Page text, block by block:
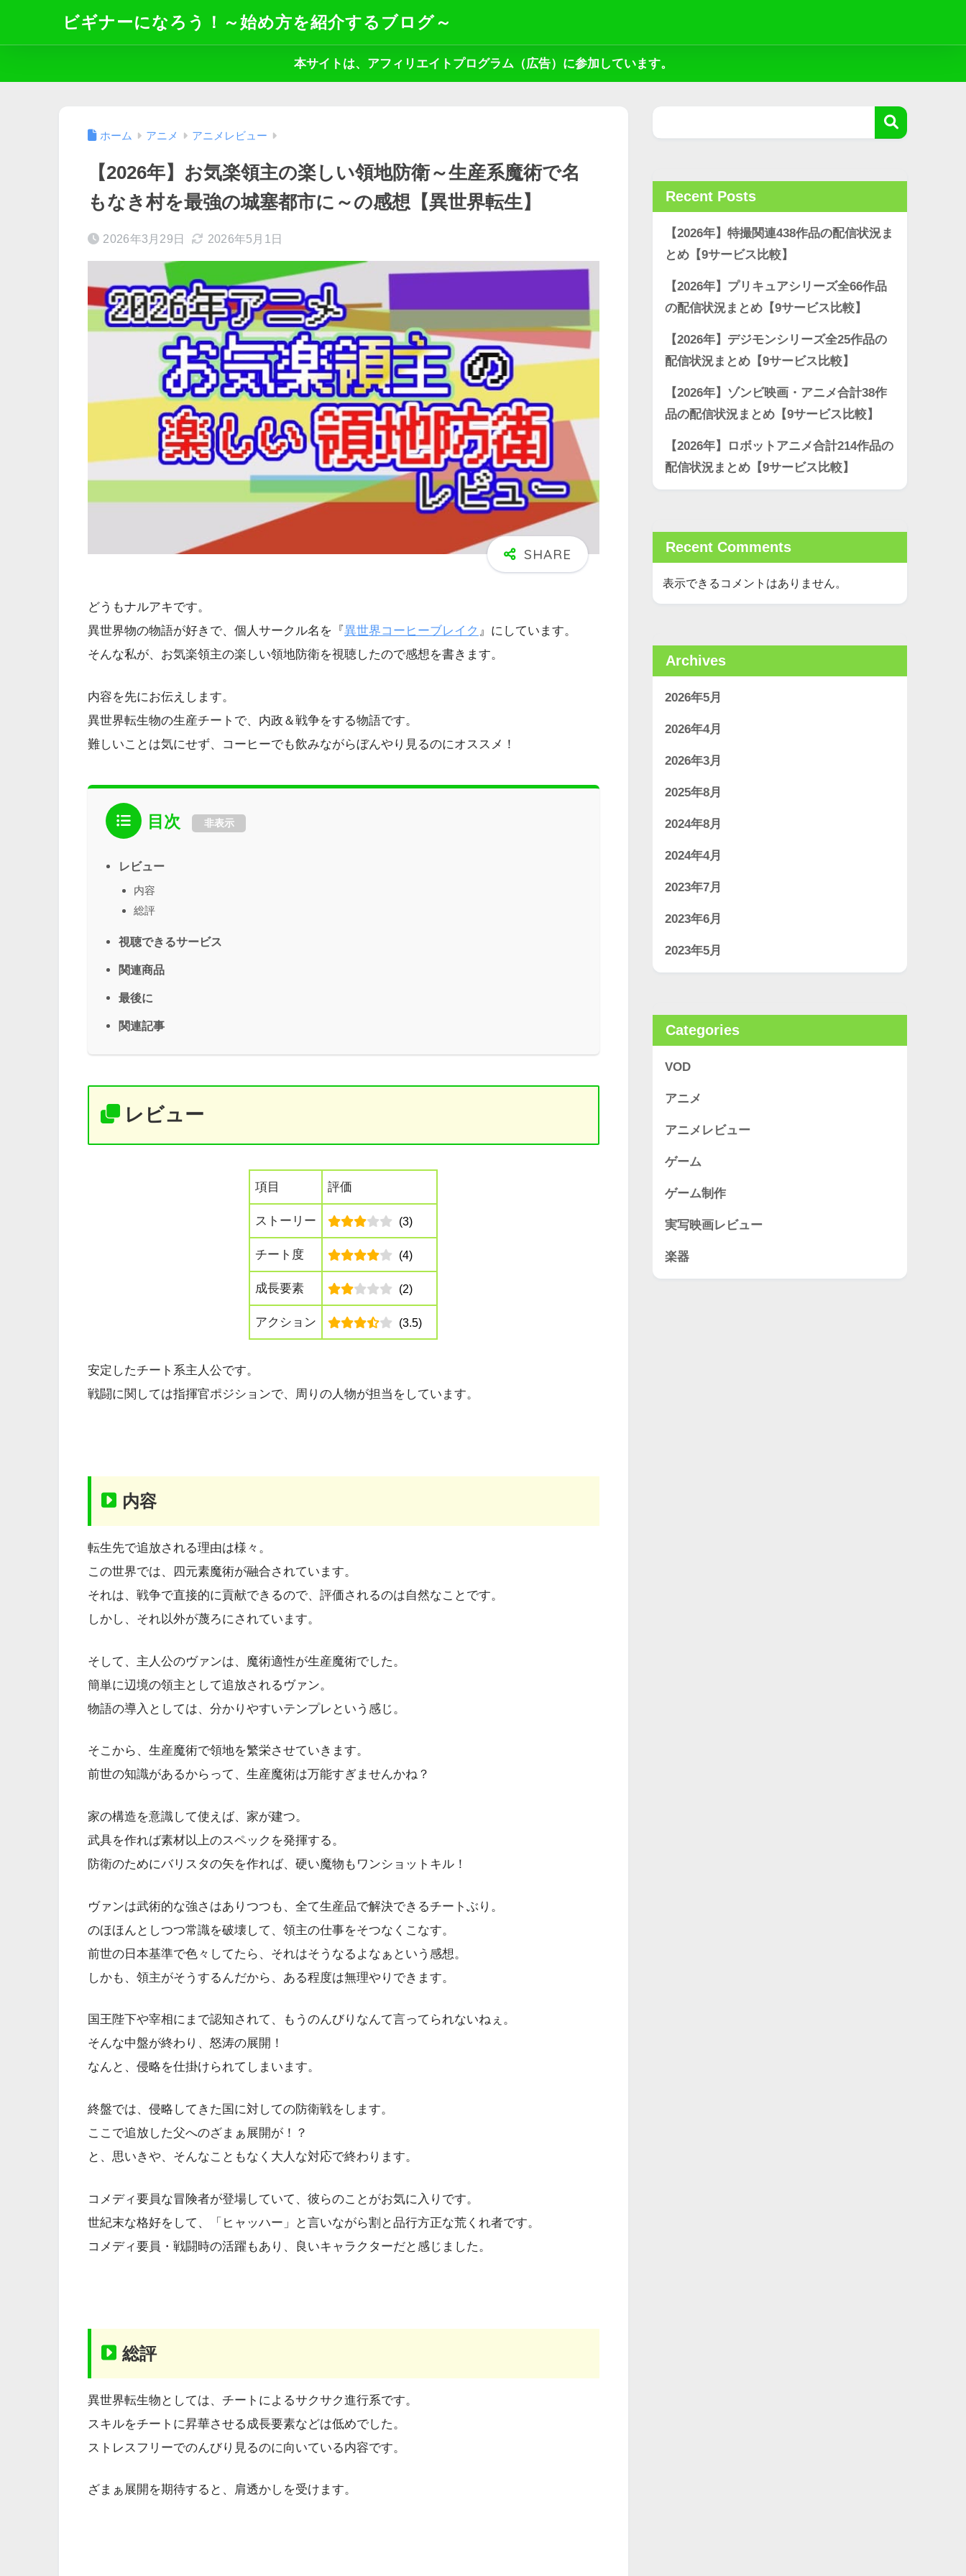
ビギナーになろう！～始め方を紹介するブログ～
本サイトは、アフィリエイトプログラム（広告）に参加しています。
ホーム アニメ アニメレビュー
【2026年】お気楽領主の楽しい領地防衛～生産系魔術で名
もなき村を最強の城塞都市に～の感想【異世界転生】
2026年3月29日 2026年5月1日
どうもナルアキです。
異世界物の物語が好きで、個人サークル名を『異世界コーヒーブレイク 』にしています。
そんな私が、お気楽領主の楽しい領地防衛を視聴したので感想を書きます。
内容を先にお伝えします。
異世界転生物の生産チートで、内政＆戦争をする物語です。
難しいことは気にせず、コーヒーでも飲みながらぼんやり見るのにオススメ！
目次 非表示
レビュー
内容
総評
視聴できるサービス
関連商品
最後に
関連記事
レビュー
項目 評価
ストーリー (3)
チート度 (4)
成長要素 (2)
アクション (3.5)
安定したチート系主人公です。
戦闘に関しては指揮官ポジションで、周りの人物が担当をしています。
内容
転生先で追放される理由は様々。
この世界では、四元素魔術が融合されています。
それは、戦争で直接的に貢献できるので、評価されるのは自然なことです。
しかし、それ以外が蔑ろにされています。
そして、主人公のヴァンは、魔術適性が生産魔術でした。
簡単に辺境の領主として追放されるヴァン。
物語の導入としては、分かりやすいテンプレという感じ。
そこから、生産魔術で領地を繁栄させていきます。
前世の知識があるからって、生産魔術は万能すぎませんかね？
家の構造を意識して使えば、家が建つ。
武具を作れば素材以上のスペックを発揮する。
防衛のためにバリスタの矢を作れば、硬い魔物もワンショットキル！
ヴァンは武術的な強さはありつつも、全て生産品で解決できるチートぶり。
のほほんとしつつ常識を破壊して、領主の仕事をそつなくこなす。
前世の日本基準で色々してたら、それはそうなるよなぁという感想。
しかも、領主がそうするんだから、ある程度は無理やりできます。
国王陛下や宰相にまで認知されて、もうのんびりなんて言ってられないねぇ。
そんな中盤が終わり、怒涛の展開！
なんと、侵略を仕掛けられてしまいます。
終盤では、侵略してきた国に対しての防衛戦をします。
ここで追放した父へのざまぁ展開が！？
と、思いきや、そんなこともなく大人な対応で終わります。
コメディ要員な冒険者が登場していて、彼らのことがお気に入りです。
世紀末な格好をして、「ヒャッハー」と言いながら割と品行方正な荒くれ者です。
コメディ要員・戦闘時の活躍もあり、良いキャラクターだと感じました。
総評
異世界転生物としては、チートによるサクサク進行系です。
スキルをチートに昇華させる成長要素などは低めでした。
ストレスフリーでのんびり見るのに向いている内容です。
ざまぁ展開を期待すると、肩透かしを受けます。
Recent Posts
【2026年】特撮関連438作品の配信状況ま
とめ【9サービス比較】
【2026年】プリキュアシリーズ全66作品
の配信状況まとめ【9サービス比較】
【2026年】デジモンシリーズ全25作品の
配信状況まとめ【9サービス比較】
【2026年】ゾンビ映画・アニメ合計38作
品の配信状況まとめ【9サービス比較】
【2026年】ロボットアニメ合計214作品の
配信状況まとめ【9サービス比較】
Recent Comments
表示できるコメントはありません。
Archives
2026年5月
2026年4月
2026年3月
2025年8月
2024年8月
2024年4月
2023年7月
2023年6月
2023年5月
Categories
VOD
アニメ
アニメレビュー
ゲーム
ゲーム制作
実写映画レビュー
楽器